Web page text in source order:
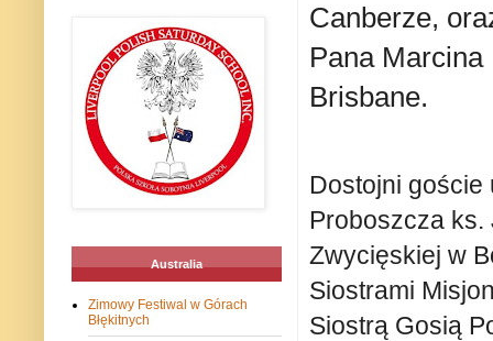
Canberze,
Pana
Brisbane.
Dostojni goście
Proboszcza ks.
Zwycięskiej w
Siostrami
Siostrą Gosią
Australia
Zimowy Festiwal w Górach
Błękitnych